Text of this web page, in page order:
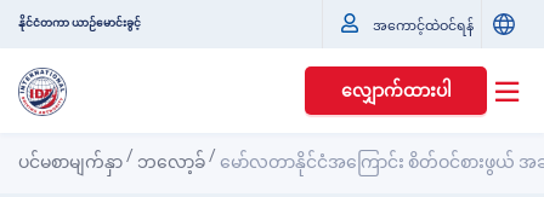
နိုင်ငံတကာ ယာဉ်မောင်းခွင့် အကောင့်ထဲဝင်ရန်
လျှောက်ထားပါ
ပင်မစာမျက်နှာ / ဘလော့ခ် / မော်လတာနိုင်ငံအကြောင်း စိတ်ဝင်စားဖွယ်